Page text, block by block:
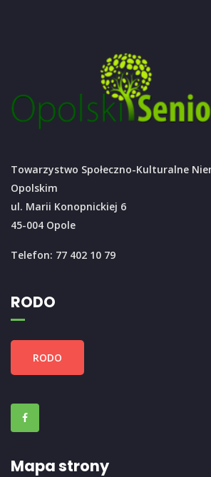
Towarzystwo Społeczno-Kulturalne
Opolskim
ul. Marii Konopnickiej 6
45-004 Opole
Telefon: 77 402 10 79
RODO
RODO
Mapa strony